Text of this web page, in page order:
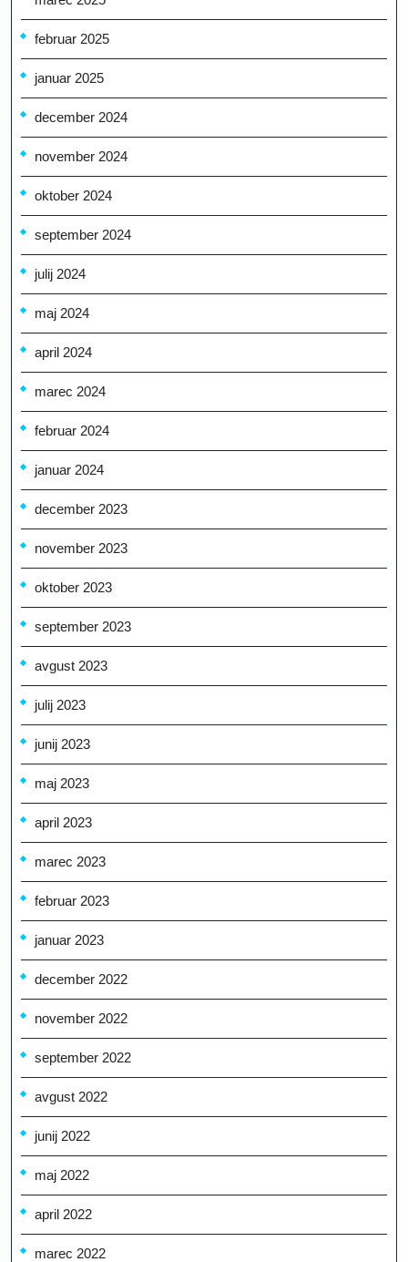
februar 2025
januar 2025
december 2024
november 2024
oktober 2024
september 2024
julij 2024
maj 2024
april 2024
marec 2024
februar 2024
januar 2024
december 2023
november 2023
oktober 2023
september 2023
avgust 2023
julij 2023
junij 2023
maj 2023
april 2023
marec 2023
februar 2023
januar 2023
december 2022
november 2022
september 2022
avgust 2022
junij 2022
maj 2022
april 2022
marec 2022